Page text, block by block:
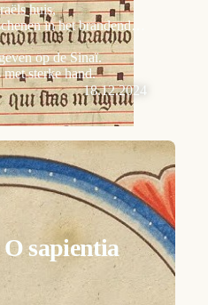
huis,
in het brandend
op de Sinaï.
sterke hand.
18.12.2024
sapientia